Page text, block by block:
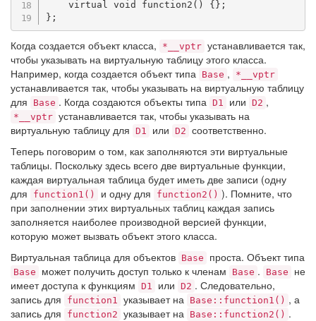
virtual
void function2 ( ) {} ;
} ;
Когда создается объект класса, *__vptr устанавливается так,
чтобы указывать на виртуальную таблицу этого класса.
Например, когда создается объект типа Base , *__vptr
устанавливается так, чтобы указывать на виртуальную таблицу
для
Base . Когда создаются объекты типа D1 или D2 ,
*__vptr устанавливается так, чтобы указывать на
виртуальную таблицу для D1 или D2 соответственно.
Теперь поговорим о том, как заполняются эти виртуальные
таблицы. Поскольку здесь всего две виртуальные функции,
каждая виртуальная таблица будет иметь две записи (одну
для
function1() и одну для function2() ). Помните, что
при заполнении этих виртуальных таблиц каждая запись
заполняется наиболее производной версией функции,
которую может вызвать объект этого класса.
Виртуальная таблица для объектов Base проста. Объект типа
Base может получить доступ только к членам Base . Base
не
имеет доступа к функциям D1 или D2 . Следовательно,
запись для
function1 указывает на Base::function1() , а
запись для
function2 указывает на Base::function2() .